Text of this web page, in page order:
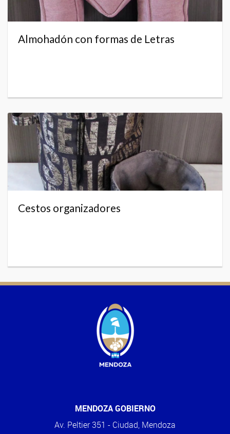
Almohadón con formas de Letras
Cestos organizadores
MENDOZA GOBIERNO
Av. Peltier 351 - Ciudad, Mendoza